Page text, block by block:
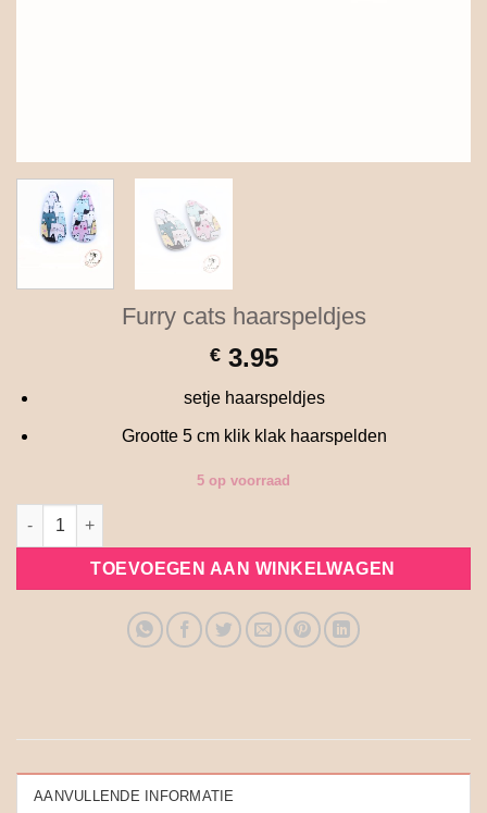
Furry cats haarspeldjes
€3.95
setje haarspeldjes
Grootte 5 cm klik klak haarspelden
5 op voorraad
Furry cats haarspeldjes aantal
TOEVOEGEN AAN WINKELWAGEN
AANVULLENDE INFORMATIE